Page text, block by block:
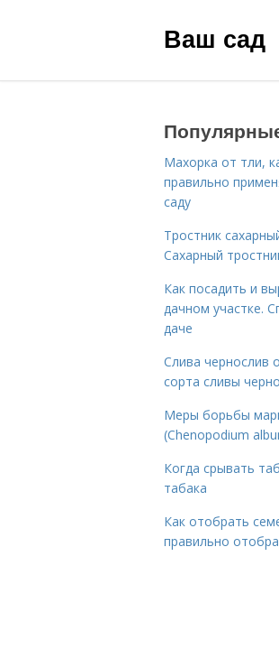
Ваш сад
Махорка от тли,
правильно
саду
Тростник
Сахарный
Как посадить и
дачном участке.
даче
Слива чернослив
сорта сливы
Меры борьбы
(Chenopodium
Когда срывать
табака
Как отобрать
правильно